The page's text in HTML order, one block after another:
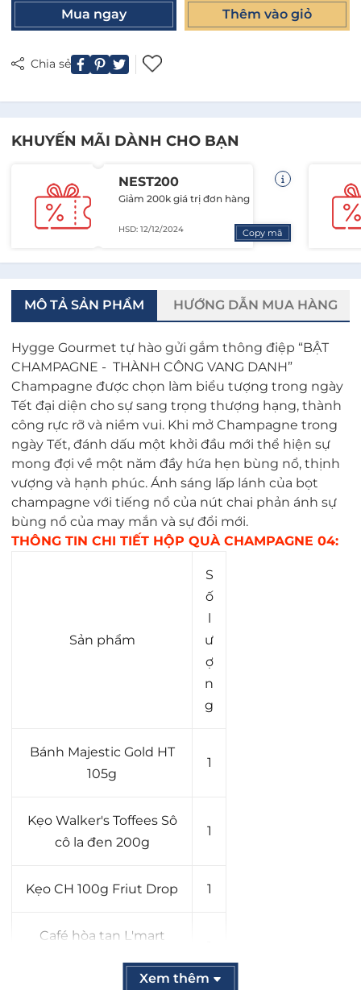
Mua ngay Thêm vào giỏ
Chia sẻ
KHUYẾN MÃI DÀNH CHO BẠN
NEST200
Giảm 200k giá trị đơn hàng
HSD: 12/12/2024 Copy mã
MÔ TẢ SẢN PHẨM HƯỚNG DẪN MUA HÀNG
Hygge Gourmet tự hào gửi gắm thông điệp “BẬT
CHAMPAGNE - THÀNH CÔNG VANG DANH”
Champagne được chọn làm biểu tượng trong ngày
Tết đại diện cho sự sang trọng thượng hạng, thành
công rực rỡ và niềm vui. Khi mở Champagne trong
ngày Tết, đánh dấu một khởi đầu mới thể hiện sự
mong đợi về một năm đầy hứa hẹn bùng nổ, thịnh
vượng và hạnh phúc. Ánh sáng lấp lánh của bọt
champagne với tiếng nổ của nút chai phản ánh sự
bùng nổ của may mắn và sự đổi mới.
THÔNG TIN CHI TIẾT HỘP QUÀ CHAMPAGNE 04:
Sản phẩm
S
ố
ư
ợ
n
g
Bánh Majestic Gold HT
105g
1
Kẹo Walker's Toffees Sô
cô la đen 200g
1
Kẹo CH 100g Friut Drop 1
Café hòa tan L'mart
Xem thêm